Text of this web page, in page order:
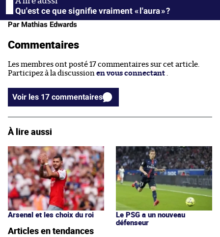
Qu'est ce que signifie vraiment « l'aura » ?
Par Mathias Edwards
Commentaires
Les membres ont posté 17 commentaires sur cet article.
Participez à la discussion en vous connectant .
Voir les 17 commentaires
À lire aussi
Arsenal et les choix du roi
Le PSG a un nouveau
défenseur
Articles en tendances